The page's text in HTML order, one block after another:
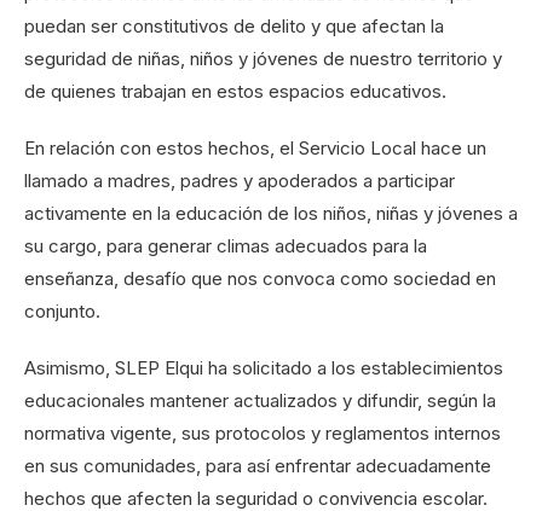
puedan ser constitutivos de delito y que afectan la
seguridad de niñas, niños y jóvenes de nuestro territorio y
de quienes trabajan en estos espacios educativos.
En relación con estos hechos, el Servicio Local hace un
llamado a madres, padres y apoderados a participar
activamente en la educación de los niños, niñas y jóvenes a
su cargo, para generar climas adecuados para la
enseñanza, desafío que nos convoca como sociedad en
conjunto.
Asimismo, SLEP Elqui ha solicitado a los establecimientos
educacionales mantener actualizados y difundir, según la
normativa vigente, sus protocolos y reglamentos internos
en sus comunidades, para así enfrentar adecuadamente
hechos que afecten la seguridad o convivencia escolar.